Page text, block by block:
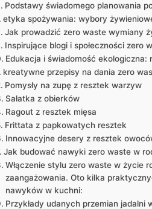
Podstawy świadomego planowania
etyka spożywania: wybory
Jak prowadzić zero waste wymiany
Inspirujące blogi i społeczności zero
Edukacja i świadomość ekologiczna:
kreatywne przepisy na dania zero
Pomysły na zupę z resztek warzyw
Sałatka z obierków
Ragout z resztek mięsa
Frittata z papkowatych resztek
Innowacyjne desery z resztek
Jak budować nawyki zero waste w
Włączenie stylu zero waste w życie
zaangażowania. Oto kilka
nawyków w kuchni:
Przykłady udanych przemian jadalni